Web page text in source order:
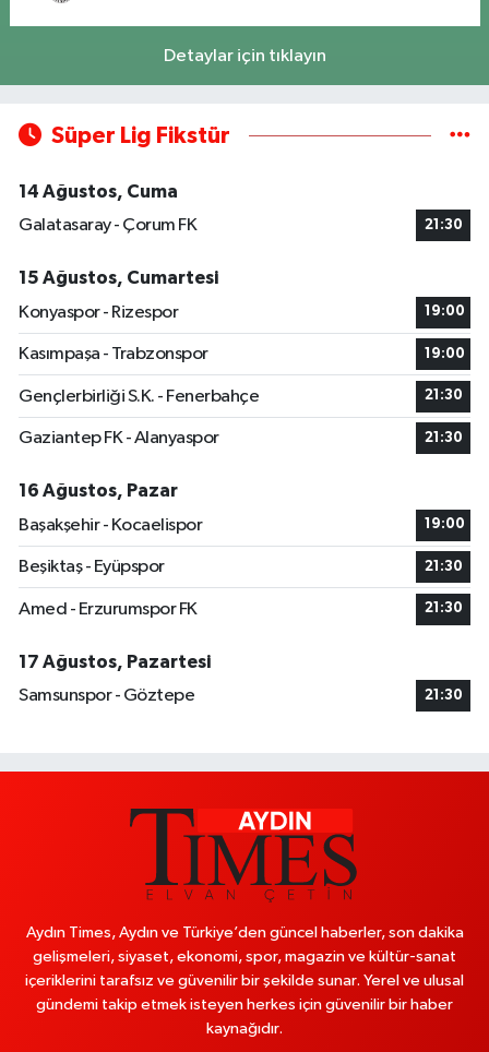
Detaylar için tıklayın
Süper Lig Fikstür
14 Ağustos, Cuma
Galatasaray - Çorum FK
21:30
15 Ağustos, Cumartesi
Konyaspor - Rizespor
19:00
Kasımpaşa - Trabzonspor 19:00
Gençlerbirliği S.K. - Fenerbahçe 21:30
Gaziantep FK - Alanyaspor 21:30
16 Ağustos, Pazar
Başakşehir - Kocaelispor
19:00
Beşiktaş - Eyüpspor 21:30
Amed - Erzurumspor FK 21:30
17 Ağustos, Pazartesi
Samsunspor - Göztepe
21:30
Aydın Times, Aydın ve Türkiye’den güncel haberler, son dakika
gelişmeleri, siyaset, ekonomi, spor, magazin ve kültür-sanat
içeriklerini tarafsız ve güvenilir bir şekilde sunar. Yerel ve ulusal
gündemi takip etmek isteyen herkes için güvenilir bir haber
kaynağıdır.